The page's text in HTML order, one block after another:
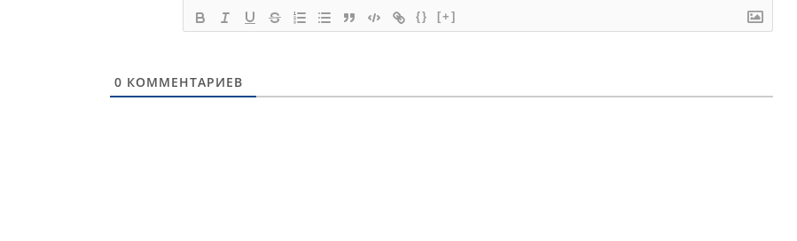
{} [+]
0 КОММЕНТАРИЕВ